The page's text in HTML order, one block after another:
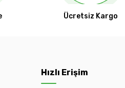
Ücretsiz Kargo
Hızlı Erişim